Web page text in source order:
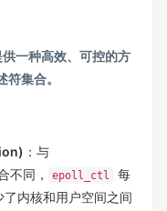
供一种高效、可控的方
集合。
：与
不同， epoll_ctl
每
内核和用户空间之间